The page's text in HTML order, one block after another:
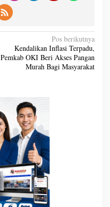
Pos berikutnya
Kendalikan Inflasi Terpadu,
Pemkab OKI Beri Akses Pangan
Murah Bagi Masyarakat